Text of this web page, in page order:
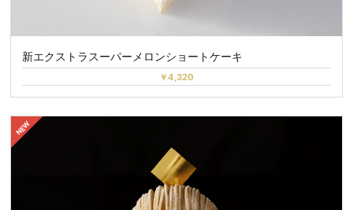
新エクストラスーパーメロンショートケーキ
￥4,320